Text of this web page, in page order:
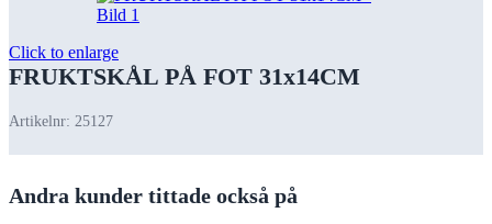
Click to enlarge
FRUKTSKÅL PÅ FOT 31x14CM
Artikelnr: 25127
Andra kunder tittade också på